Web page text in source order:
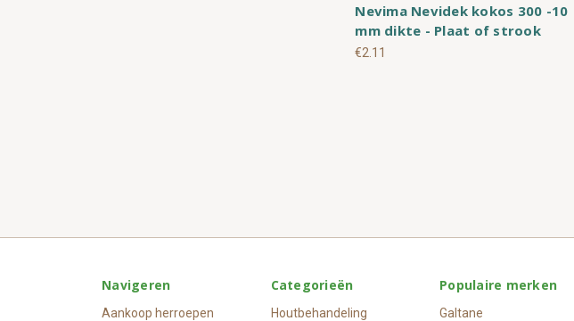
Nevima Nevidek kokos 300 -10
mm dikte - Plaat of strook
€2.11
Navigeren
Aankoop herroepen
Categorieën
Houtbehandeling
Populaire merken
Galtane